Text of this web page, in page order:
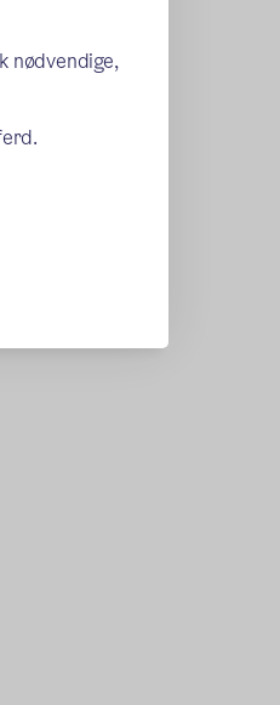
nødvendige,